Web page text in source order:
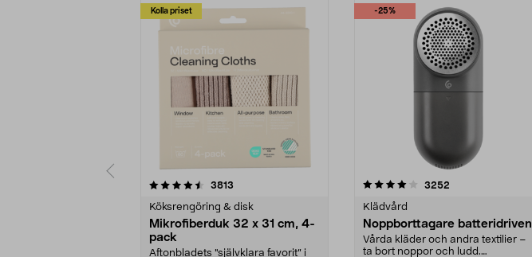
Kolla priset
3813
Köksrengöring & disk
Mikrofiberduk 32 x 31 cm, 4-
pack
Aftonbladets "självklara favorit” i
-25%
4.0av 5 stjärnor 3252
Klädvård
Noppborttagare batteridriven
Vårda kläder och andra textilier –
ta bort noppor och ludd.
4.5av 5 stjärnor